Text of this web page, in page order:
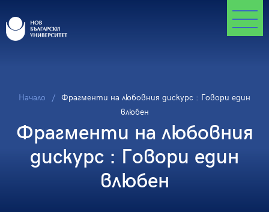
Начало
Фрагменти на любовния дискурс : Говори един
влюбен
Фрагменти на любовния
дискурс : Говори един
влюбен